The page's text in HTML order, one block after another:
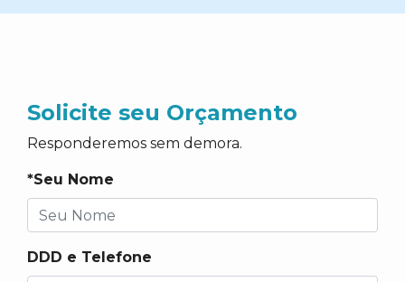
Solicite seu Orçamento
Responderemos sem demora.
*Seu Nome
DDD e Telefone